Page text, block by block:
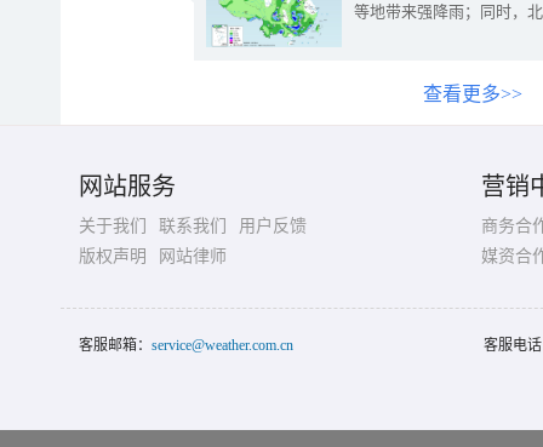
等地带来强降雨；同时，
查看更多>>
网站服务
关于我们 联系我们
用户反馈
版权声明
网站律师
营销
商务合
媒资合
客服邮箱： service@weather.com.cn 客服电